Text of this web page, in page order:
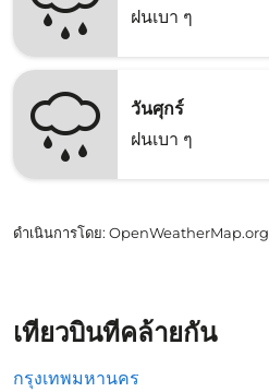
ฝนเบา ๆ
วันศุกร์
ฝนเบา ๆ
ดำเนินการโดย: OpenWeatherMap.org
เที่ยวบินที่คล้ายกัน
กรุงเทพมหานคร